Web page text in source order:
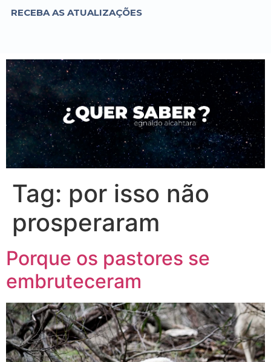
RECEBA AS ATUALIZAÇÕES
Tag: por isso não
prosperaram
Porque os pastores se
embruteceram